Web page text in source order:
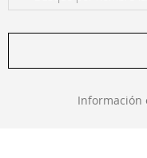
Información